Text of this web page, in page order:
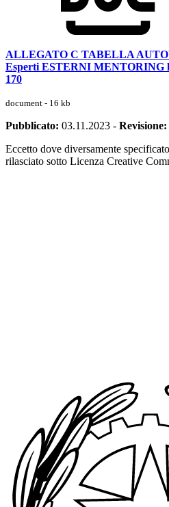
ALLEGATO C TABELLA
Esperti ESTERNI MENTORING
170
document - 16 kb
Pubblicato: 03.11.2023 - Revisione:
Eccetto dove diversamente
rilasciato sotto Licenza Creative